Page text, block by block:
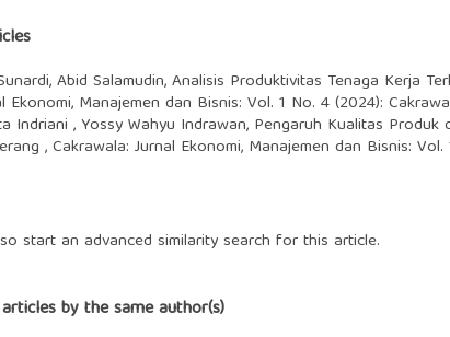
Abid Salamudin,Analisis Produktivitas Tenaga Kerja
Ekonomi, Manajemen dan Bisnis: Vol. 1 No. 4 (2024):
Indriani , Yossy Wahyu Indrawan, Pengaruh Kualitas Produk
,Cakrawala: Jurnal Ekonomi, Manajemen dan Bisnis:
start an advanced similarity search for this article.
by the same author(s)